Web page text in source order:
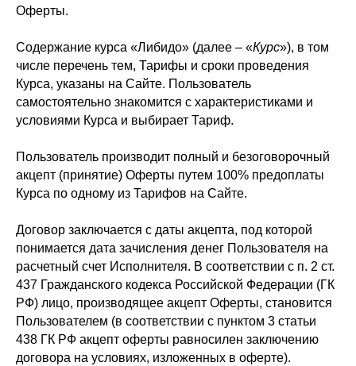
Оферты.
Содержание курса «Либидо» (далее – «Курс»), в том
числе перечень тем, Тарифы и сроки проведения
Курса, указаны на Сайте. Пользователь
самостоятельно знакомится с характеристиками и
условиями Курса и выбирает Тариф.
Пользователь производит полный и безоговорочный
акцепт (принятие) Оферты путем 100% предоплаты
Курса по одному из Тарифов на Сайте.
Договор заключается с даты акцепта, под которой
понимается дата зачисления денег Пользователя на
расчетный счет Исполнителя. В соответствии с п. 2 ст.
437 Гражданского кодекса Российской Федерации (ГК
РФ) лицо, производящее акцепт Оферты, становится
Пользователем (в соответствии с пунктом 3 статьи
438 ГК РФ акцепт оферты равносилен заключению
договора на условиях, изложенных в оферте).